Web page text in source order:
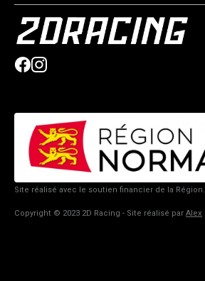
Site réalisé avec le soutien financier de la Région.
Copyright © 2023 2D Racing - Site réalisé par Alex